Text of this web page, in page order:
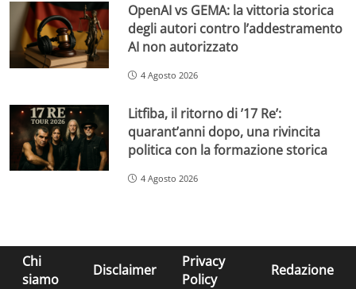
OpenAI vs GEMA: la vittoria storica
degli autori contro l’addestramento
AI non autorizzato
4 Agosto 2026
Litfiba, il ritorno di ’17 Re’:
quarant’anni dopo, una rivincita
politica con la formazione storica
4 Agosto 2026
Chi
siamo
Disclaimer
Privacy
Policy
Redazione